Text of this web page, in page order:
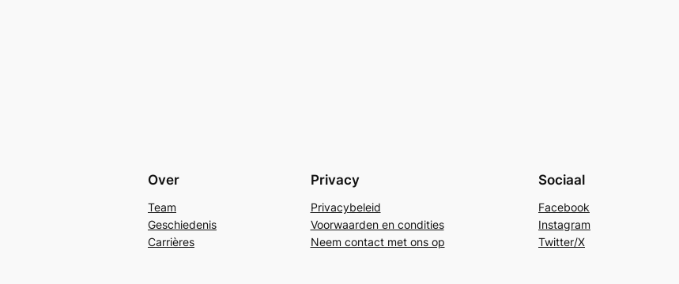
Over
Team
Geschiedenis
Carrières
Privacy
Privacybeleid
Voorwaarden en condities
Neem contact met ons op
Sociaal
Facebook
Instagram
Twitter/X